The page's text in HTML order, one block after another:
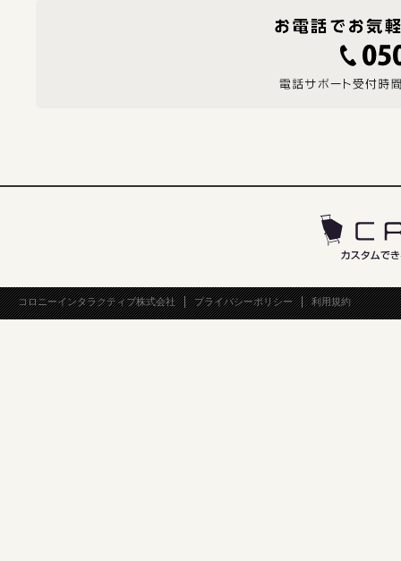
コロニーインタラクティブ株式会社 プライバシーポリシー 利用規約